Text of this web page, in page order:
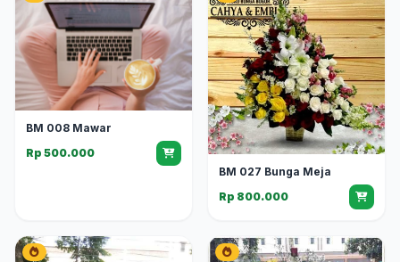
BM 008 Mawar
Rp 500.000
BM 027 Bunga Meja
Rp 800.000